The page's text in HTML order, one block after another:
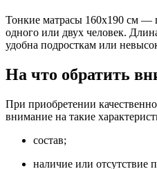
Тонкие матрасы 160х190 см —
одного или двух человек.
удобна подросткам или
На что обратить
При приобретении
внимание на такие
состав;
наличие или отсутствие